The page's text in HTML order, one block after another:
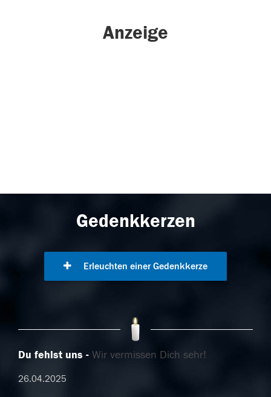
Anzeige
Gedenkkerzen
Erleuchten einer Gedenkkerze
Du fehlst uns Wir vermissen Dich sehr!
26.04.2025